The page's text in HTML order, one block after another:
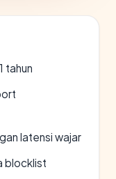
tahun
latensi wajar
blocklist